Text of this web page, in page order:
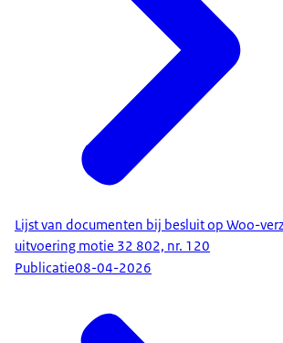
Lijst van documenten bij besluit op Woo-
uitvoering motie 32 802, nr. 120
Publicatie08-04-2026